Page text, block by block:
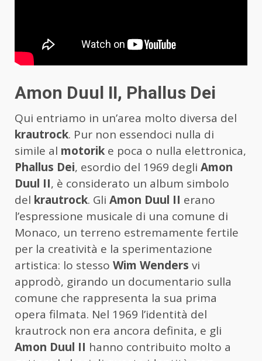
Amon Duul II, Phallus Dei
Qui entriamo in un’area molto diversa del
krautrock. Pur non essendoci nulla di
simile al motorik e poca o nulla elettronica,
Phallus Dei, esordio del 1969 degli Amon
Duul II, è considerato un album simbolo
del krautrock. Gli Amon Duul II erano
l’espressione musicale di una comune di
Monaco, un terreno estremamente fertile
per la creatività e la sperimentazione
artistica: lo stesso Wim Wenders vi
approdò, girando un documentario sulla
comune che rappresenta la sua prima
opera filmata. Nel 1969 l’identità del
krautrock non era ancora definita, e gli
Amon Duul II hanno contribuito molto a